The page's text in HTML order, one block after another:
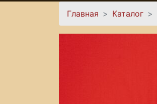
Вы здесь
Главная Каталог